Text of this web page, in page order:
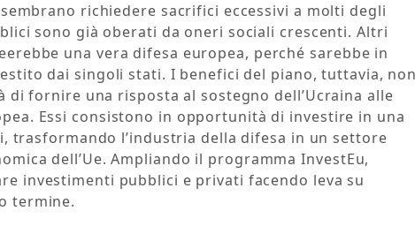
richiedere sacrifici eccessivi a molti degli
sono già oberati da oneri sociali crescenti. Altri
una vera difesa europea, perché sarebbe in
dai singoli stati. I benefici del piano, tuttavia, non
di fornire una risposta al sostegno dell’Ucraina alle
Essi consistono in opportunità di investire in una
trasformando l’industria della difesa in un settore
dell’Ue. Ampliando il programma InvestEu,
investimenti pubblici e privati facendo leva su
termine.